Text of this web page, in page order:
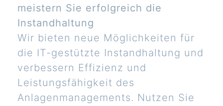
meistern Sie erfolgreich die
Instandhaltung
Wir bieten neue Möglichkeiten für
die IT-gestützte Instandhaltung und
verbessern Effizienz und
Leistungsfähigkeit des
Anlagenmanagements. Nutzen Sie